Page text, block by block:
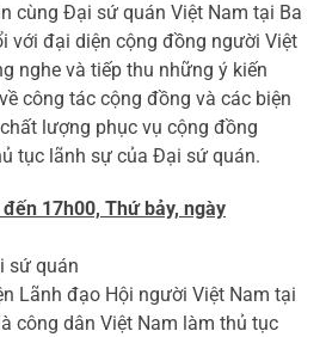
cùng Đại sứ quán Việt Nam tại Ba
với đại diện cộng đồng người Việt
nghe và tiếp thu những ý kiến
công tác cộng đồng và các biện
lượng phục vụ cộng đồng
tục lãnh sự của Đại sứ quán.
17h00, Thứ bảy, ngày
sứ quán
Lãnh đạo Hội người Việt Nam tại
công dân Việt Nam làm thủ tục